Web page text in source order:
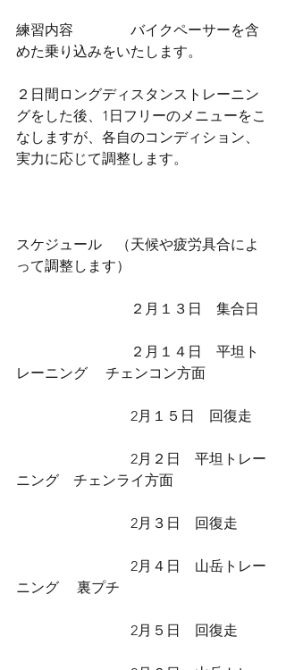
練習内容                バイクペーサーを含
めた乗り込みをいたします。
２日間ロングディスタンストレーニン
グをした後、1日フリーのメニューをこ
なしますが、各自のコンディション、
実力に応じて調整します。
スケジュール　（天候や疲労具合によ
って調整します）
２月１３日　集合日
２月１４日　平坦ト
レーニング　 チェンコン方面
2月１５日　回復走
2月２日　平坦トレー
ニング　チェンライ方面
2月３日　回復走
2月４日　山岳トレー
ニング　 裏プチ
2月５日　回復走